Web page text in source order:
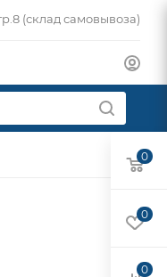
(склад самовывоза)
0
0
0